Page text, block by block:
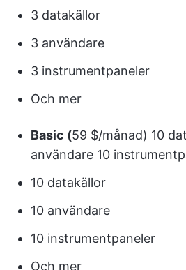
3 datakällor
3 användare
3 instrumentpaneler
Och mer
Basic (59 $/månad) 10
användare 10
10 datakällor
10 användare
10 instrumentpaneler
Och mer